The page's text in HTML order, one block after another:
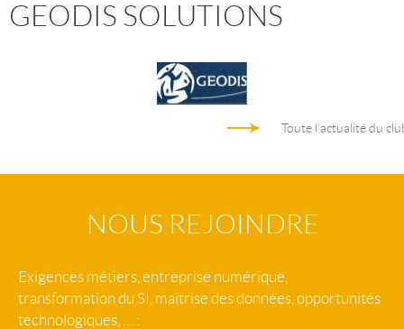
GEODIS SOLUTIONS
Toute l'actualité du
NOUS REJOINDRE
Exigences métiers, entreprise numérique,
transformation du SI, maîtrise des données, opportunités
technologiques, … :